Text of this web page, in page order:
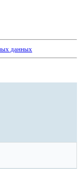
данных